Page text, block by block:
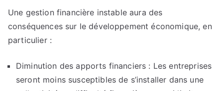
Une gestion financière instable aura des
conséquences sur le développement économique, en
particulier :
Diminution des apports financiers : Les entreprises
seront moins susceptibles de s’installer dans une